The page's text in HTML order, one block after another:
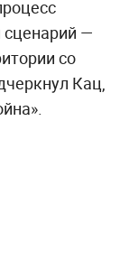
сценарий —
со
Кац,